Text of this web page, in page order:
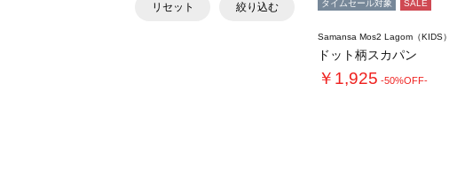
リセット 絞り込む タイムセール対象 SALE
Samansa Mos2 Lagom（KIDS）
ドット柄スカパン
￥1,925 -50%OFF-